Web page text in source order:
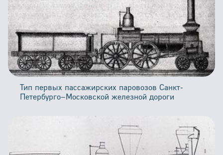
Тип первых пассажирских паровозов Санкт-
Петербурго–Московской железной дороги